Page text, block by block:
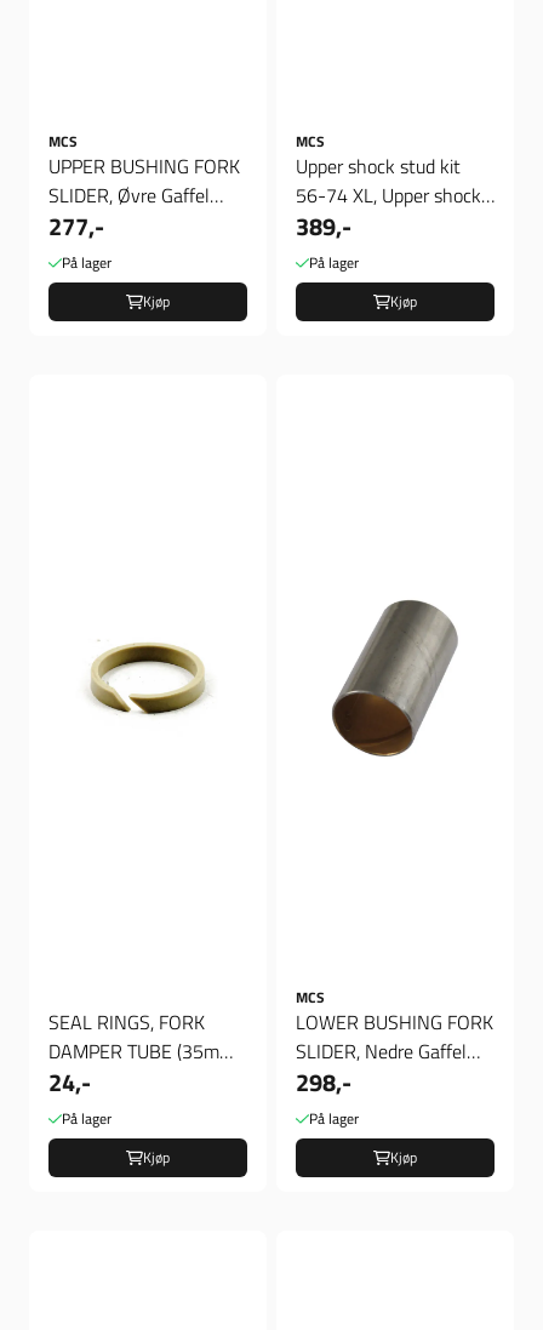
MCS
UPPER BUSHING FORK
SLIDER, Øvre Gaffel
Foring
277,-
På lager
Kjøp
MCS
Upper shock stud kit
56-74 XL, Upper shock
stud kit
389,-
På lager
Kjøp
SEAL RINGS, FORK
DAMPER TUBE (35mm),
Tette ring til hydraulic
stempel
24,-
På lager
Kjøp
MCS
LOWER BUSHING FORK
SLIDER, Nedre Gaffel
Foring
298,-
På lager
Kjøp